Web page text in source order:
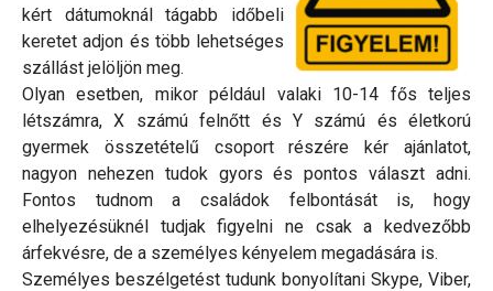
kért dátumoknál tágabb időbeli
keretet adjon és több lehetséges
szállást jelöljön meg.
Olyan esetben, mikor például valaki 10-14 fős teljes
létszámra, X számú felnőtt és Y számú és életkorú
gyermek összetételű csoport részére kér ajánlatot,
nagyon nehezen tudok gyors és pontos választ adni.
Fontos tudnom a családok felbontását is, hogy
elhelyezésüknél tudjak figyelni ne csak a kedvezőbb
árfekvésre, de a személyes kényelem megadására is.
Személyes beszélgetést tudunk bonyolítani Skype, Viber,